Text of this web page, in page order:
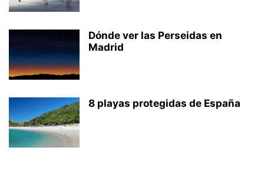
Dónde ver las Perseidas en
Madrid
8 playas protegidas de España